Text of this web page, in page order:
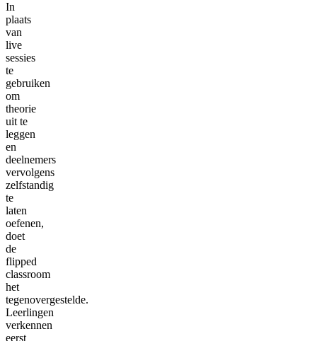
In
plaats
van
live
sessies
te
gebruiken
om
theorie
uit te
leggen
en
deelnemers
vervolgens
zelfstandig
te
laten
oefenen,
doet
de
flipped
classroom
het
tegenovergestelde.
Leerlingen
verkennen
eerst